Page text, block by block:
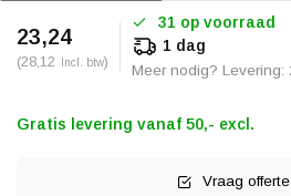
23,24
(28,12 Incl. btw)
31 op voorraad
1 dag
Meer nodig? Levering:
Gratis levering vanaf 50,- excl.
Vraag